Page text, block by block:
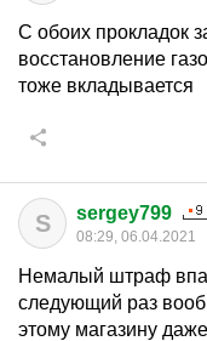
С обоих прокладок
восстановление
тоже вкладывается
S sergey799
08:29, 06.04.2021
Немалый штраф
следующий раз
этому магазину